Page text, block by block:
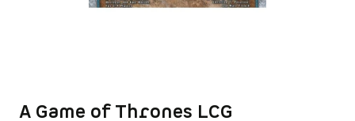
A Game of Thrones LCG